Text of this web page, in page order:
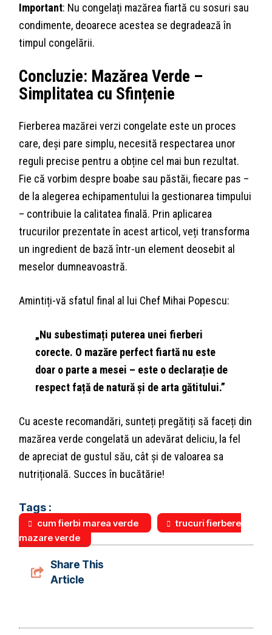
Important: Nu congelați mazărea fiartă cu sosuri sau
condimente, deoarece acestea se degradează în
timpul congelării.
Concluzie: Mazărea Verde –
Simplitatea cu Sfințenie
Fierberea mazărei verzi congelate este un proces
care, deși pare simplu, necesită respectarea unor
reguli precise pentru a obține cel mai bun rezultat.
Fie că vorbim despre boabe sau păstăi, fiecare pas –
de la alegerea echipamentului la gestionarea timpului
– contribuie la calitatea finală. Prin aplicarea
trucurilor prezentate în acest articol, veți transforma
un ingredient de bază într-un element deosebit al
meselor dumneavoastră.
Amintiți-vă sfatul final al lui Chef Mihai Popescu:
„Nu subestimați puterea unei fierberi
corecte. O mazăre perfect fiartă nu este
doar o parte a mesei – este o declarație de
respect față de natură și de arta gătitului.”
Cu aceste recomandări, sunteți pregătiți să faceți din
mazărea verde congelată un adevărat deliciu, la fel
de apreciat de gustul său, cât și de valoarea sa
nutrițională. Succes în bucătărie!
Tags :
cum fierbi marea verde
trucuri fierbere
mazare verde
Share This
Article